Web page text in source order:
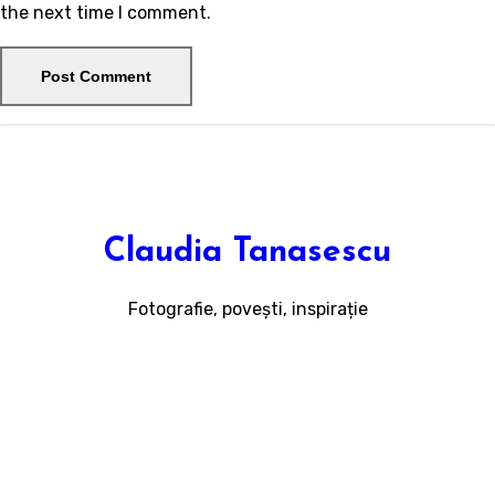
the next time I comment.
Claudia Tanasescu
Fotografie, povești, inspirație